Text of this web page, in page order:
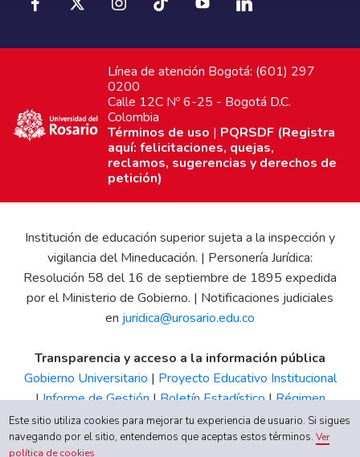
Línea de atención Bogotá: (601) 297
0200
Calle 12C Nº 6-25 - Bogotá D.C.
Colombia
Términos de uso | PQRSDF (Registra
aquí: felicitaciones, quejas,
reclamos, sugerencias y derechos de
petición)
Institución de educación superior sujeta a la inspección y
vigilancia del Mineducación. | Personería Jurídica:
Resolución 58 del 16 de septiembre de 1895 expedida
por el Ministerio de Gobierno. | Notificaciones judiciales
en juridica@urosario.edu.co
Transparencia y acceso a la información pública
Gobierno Universitario | Proyecto Educativo Institucional
|Informe de Gestión|Boletín Estadístico|Régimen
Tributario|Estados Financieros |Código de Ética| Canal
de Integridad UR
Este sitio utiliza cookies para mejorar tu experiencia de usuario. Si sigues
navegando por el sitio, entendemos que aceptas estos términos.Ver
política de cookies